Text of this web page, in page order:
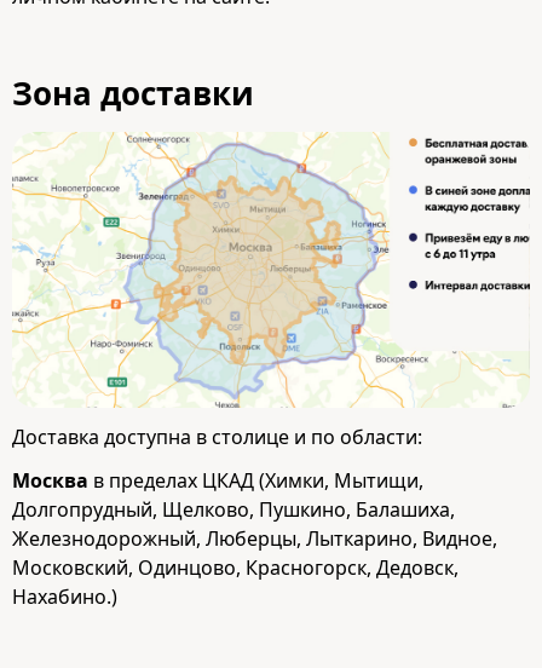
Зона доставки
Доставка доступна в столице и по области:
Москва в пределах ЦКАД (Химки, Мытищи,
Долгопрудный, Щелково, Пушкино, Балашиха,
Железнодорожный, Люберцы, Лыткарино, Видное,
Московский, Одинцово, Красногорск, Дедовск,
Нахабино.)